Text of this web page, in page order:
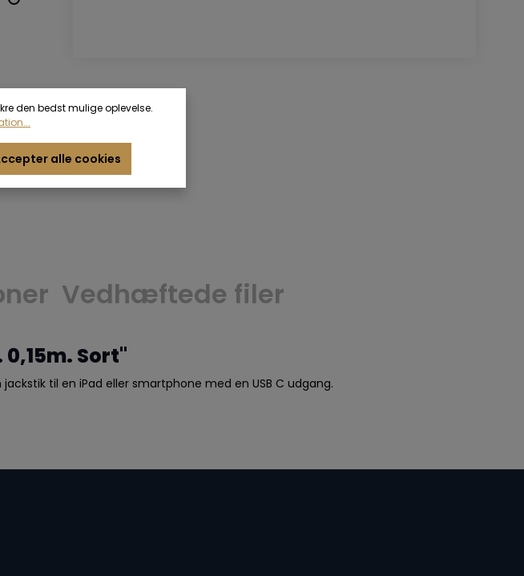
Vedhæftede filer
Sort"
til en iPad eller smartphone med en USB C udgang.
den bedst mulige oplevelse.
alle cookies